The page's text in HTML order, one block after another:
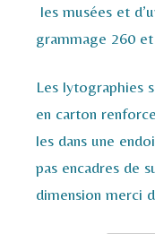
les musées et
grammage 260
Les lytographies
en carton
les dans une
pas encadres de
dimension merci